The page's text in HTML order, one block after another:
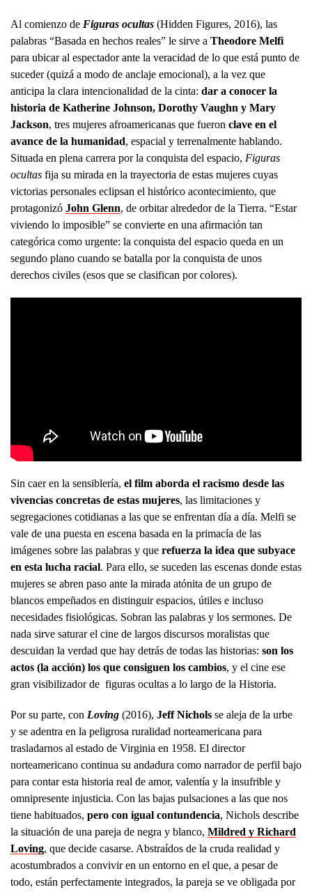
Al comienzo de Figuras ocultas (Hidden Figures, 2016), las
palabras “Basada en hechos reales” le sirve a Theodore Melfi
para ubicar al espectador ante la veracidad de lo que está punto de
suceder (quizá a modo de anclaje emocional), a la vez que
anticipa la clara intencionalidad de la cinta: dar a conocer la
historia de Katherine Johnson, Dorothy Vaughn y Mary
Jackson, tres mujeres afroamericanas que fueron clave en el
avance de la humanidad, espacial y terrenalmente hablando.
Situada en plena carrera por la conquista del espacio, Figuras
ocultas fija su mirada en la trayectoria de estas mujeres cuyas
victorias personales eclipsan el histórico acontecimiento, que
protagonizó John Glenn, de orbitar alrededor de la Tierra. “Estar
viviendo lo imposible” se convierte en una afirmación tan
categórica como urgente: la conquista del espacio queda en un
segundo plano cuando se batalla por la conquista de unos
derechos civiles (esos que se clasifican por colores).
Sin caer en la sensiblería, el film aborda el racismo desde las
vivencias concretas de estas mujeres, las limitaciones y
segregaciones cotidianas a las que se enfrentan día a día. Melfi se
vale de una puesta en escena basada en la primacía de las
imágenes sobre las palabras y que refuerza la idea que subyace
en esta lucha racial. Para ello, se suceden las escenas donde estas
mujeres se abren paso ante la mirada atónita de un grupo de
blancos empeñados en distinguir espacios, útiles e incluso
necesidades fisiológicas. Sobran las palabras y los sermones. De
nada sirve saturar el cine de largos discursos moralistas que
descuidan la verdad que hay detrás de todas las historias: son los
actos (la acción) los que consiguen los cambios, y el cine ese
gran visibilizador de figuras ocultas a lo largo de la Historia.
Por su parte, con Loving (2016), Jeff Nichols se aleja de la urbe
y se adentra en la peligrosa ruralidad norteamericana para
trasladarnos al estado de Virginia en 1958. El director
norteamericano continua su andadura como narrador de perfil bajo
para contar esta historia real de amor, valentía y la insufrible y
omnipresente injusticia. Con las bajas pulsaciones a las que nos
tiene habituados, pero con igual contundencia, Nichols describe
la situación de una pareja de negra y blanco, Mildred y Richard
Loving, que decide casarse. Abstraídos de la cruda realidad y
acostumbrados a convivir en un entorno en el que, a pesar de
todo, están perfectamente integrados, la pareja se ve obligada por